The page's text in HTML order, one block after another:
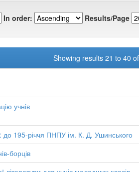
In order: Results/Page
Showing results 21 to 40
учнів
: до 195-річчя ПНПУ ім. К. Д. Ушинського
борців